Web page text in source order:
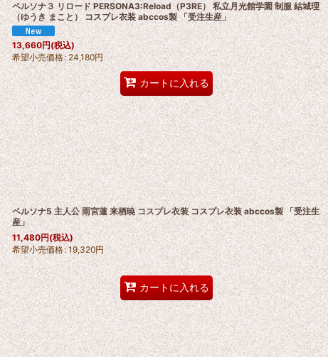
ペルソナ３ リロード PERSONA3:Reload（P3RE） 私立月光館学園 制服 結城理
（ゆうき まこと） コスプレ衣装 abccos製 「受注生産」
13,660円(税込)
希望小売価格: 24,180円
カートに入れる
ペルソナ5 主人公 雨宮蓮 来栖暁 コスプレ衣装 コスプレ衣装 abccos製 「受注生
産」
11,480円(税込)
希望小売価格: 19,320円
カートに入れる